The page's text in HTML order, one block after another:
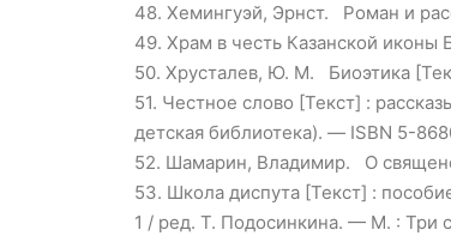
48. Хемингуэй, Эрнст. Роман и
49. Храм в честь Казанской
50. Хрусталев, Ю. М. Биоэтика
51. Честное слово [Текст] :
детская библиотека). — ISBN 5-
52. Шамарин, Владимир. О
53. Школа диспута [Текст] :
1 / ред. Т. Подосинкина. — М. : Три